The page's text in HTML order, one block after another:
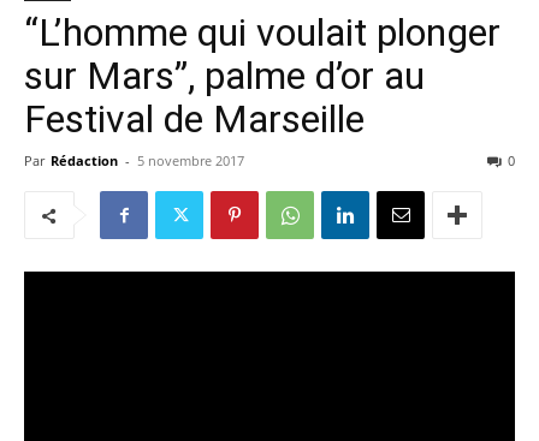
“L’homme qui voulait plonger
sur Mars”, palme d’or au
Festival de Marseille
Par Rédaction - 5 novembre 2017 0